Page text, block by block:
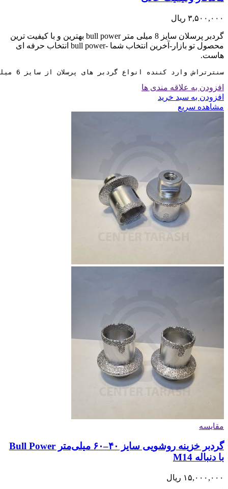
۳,۵۰۰,۰۰۰ ریال
گردبر پرسلان سایز 8 میلی متر bull power بهترین و با کیفیت ترین
محصول تو بازار-آخرین انتخاب شما -bull power انتخاب حرفه ای
هاست.
سنترتراش وارد کننده انواع گردبر های پرسلان از سایز 6 میلی متر تا 130 میلی متر با برند تجاری bull power می باشد.
افزودن به علاقه مندی ها
افزودن به سبد خرید
مشاهده سریع
مقایسه
گردبر خزینه روشویی سایز ۴۰–۶۰ میلی‌متر Bull Power
با دنباله M14
۱۵,۰۰۰,۰۰۰ ریال